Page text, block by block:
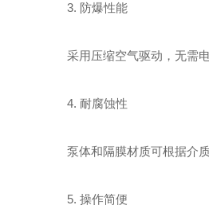
3. 防爆性能
采用压缩空气驱动，无需
4. 耐腐蚀性
泵体和隔膜材质可根据介
5. 操作简便